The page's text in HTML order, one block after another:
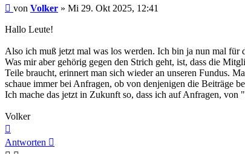
Beitrag
von Volker » Mi 29. Okt 2025, 12:41
Hallo Leute!
Also ich muß jetzt mal was los werden. Ich bin ja nun mal für
Was mir aber gehörig gegen den Strich geht, ist, dass die
Teile braucht, erinnert man sich wieder an unseren Fundus.
schaue immer bei Anfragen, ob von denjenigen die Beiträge
Ich mache das jetzt in Zukunft so, dass ich auf Anfragen,
Volker
oben
Antworten